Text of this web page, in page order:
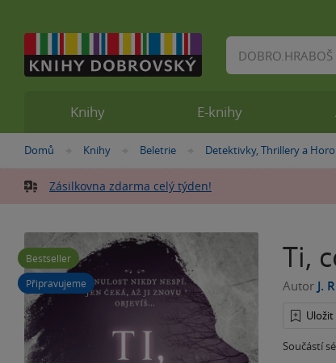
Nacházíte
zde:
Domů »
Knihy »
Beletrie »
Detektivky, Thrillery a
Zásilkovna zdarma celý týden!
Bestseller
Připravujeme
Ti,
Autor J.
Součástí
Knihy E-knihy
Vyhledávání